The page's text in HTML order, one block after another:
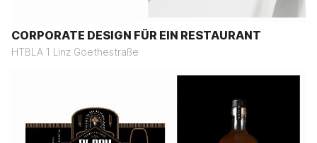
CORPORATE DESIGN FÜR EIN RESTAURANT
HTBLA 1 Linz Goethestraße